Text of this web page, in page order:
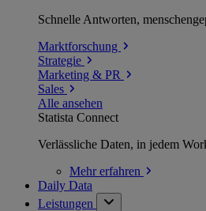
Schnelle Antworten,
Marktforschung
Strategie
Marketing & PR
Sales
Alle ansehen
Statista Connect
Verlässliche Daten, in jedem
Mehrerfahren
Daily Data
Leistungen